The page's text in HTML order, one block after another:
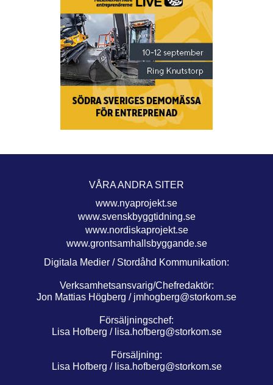
VÅRA ANDRA SITER
www.nyaprojekt.se
www.svenskbyggtidning.se
www.nordiskaprojekt.se
www.grontsamhallsbyggande.se
Digitala Medier / Stordåhd Kommunikation:
Verksamhetsansvarig/Chefredaktör:
Jon Mattias Högberg / jmhogberg@storkom.se
Försäljningschef:
Lisa Hofberg / lisa.hofberg@storkom.se
Försäljning:
Lisa Hofberg / lisa.hofberg@storkom.se